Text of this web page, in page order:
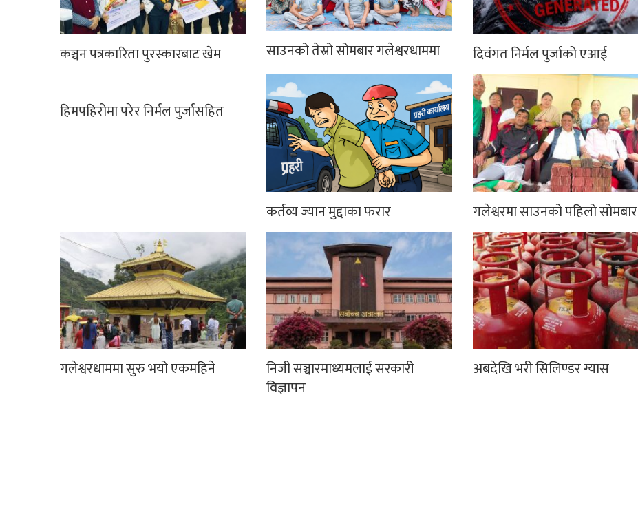
कञ्चन पत्रकारिता पुरस्कारबाट खेम साउनको तेस्रो सोमबार गलेश्वरधाममा दिवंगत निर्मल पुर्जाको एआई
हिमपहिरोमा परेर निर्मल पुर्जासहित
कर्तव्य ज्यान मुद्दाका फरार गलेश्वरमा साउनको पहिलो सोमबार
गलेश्वरधाममा सुरु भयो एकमहिने
निजी सञ्चारमाध्यमलाई सरकारी
विज्ञापन
अबदेखि भरी सिलिण्डर ग्यास